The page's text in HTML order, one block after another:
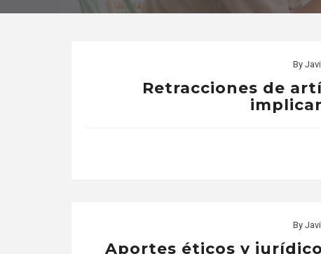
By
Retracciones de
By
Aportes éticos y